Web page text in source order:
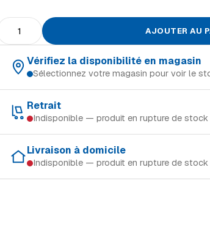
de PROTECTION ANTI-LIMACES POUR POTAGER
AJOUTER AU
Vérifiez la disponibilité en magasin
Sélectionnez votre magasin pour voir le
Schifflange
Ingeldorf
Alzingen
Retrait
Indisponible — produit en rupture de stock
Schifflange
Livraison à domicile
Indisponible — produit en rupture de stock